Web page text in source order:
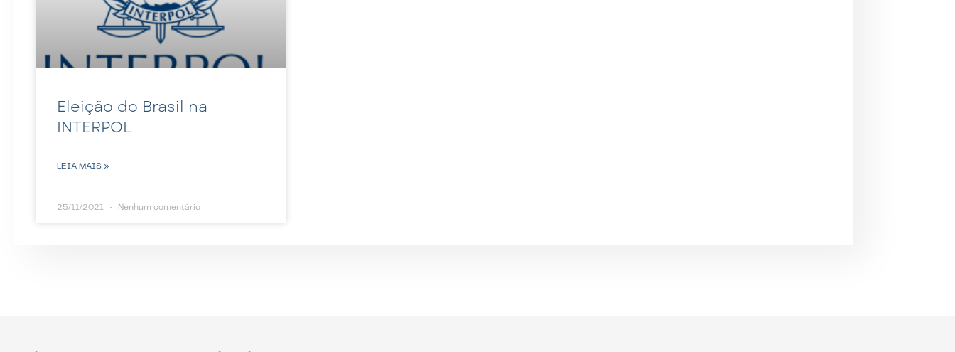
Eleição do Brasil na
INTERPOL
LEIA MAIS »
25/11/2021 Nenhum comentário